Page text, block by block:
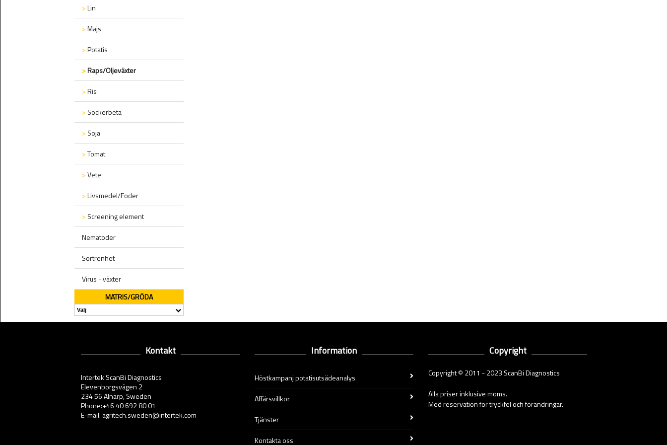
>Lin
>Majs
>Potatis
>Raps/Oljeväxter
>Ris
> Sockerbeta
> Soja
>Tomat
>Vete
>Livsmedel/Foder
> Screening element
Nematoder
Sortrenhet
Virus - växter
MATRIS/GRÖDA
Kontakt
Intertek ScanBi Diagnostics
Elevenborgsvägen 2
234 56 Alnarp, Sweden
Phone:+46 40 692 80 01
E-mail: agritech.sweden@intertek.com
Information
Höstkampanj potatisutsädeanalys
Affärsvillkor
Tjänster
Kontakta oss
Copyright
Copyright © 2011 - 2023 ScanBi Diagnostics
Alla priser inklusive moms.
Med reservation för tryckfel och förändringar.